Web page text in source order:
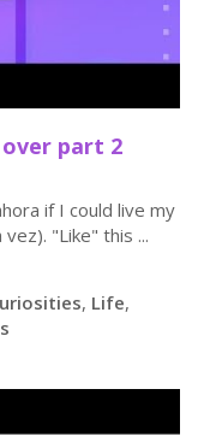
part 2
if I could live my
"Like" this ...
, Life,